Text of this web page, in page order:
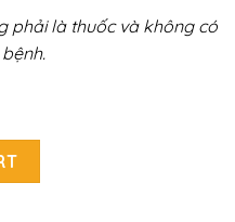
phải là thuốc và không có
(Lon 400g) quantity